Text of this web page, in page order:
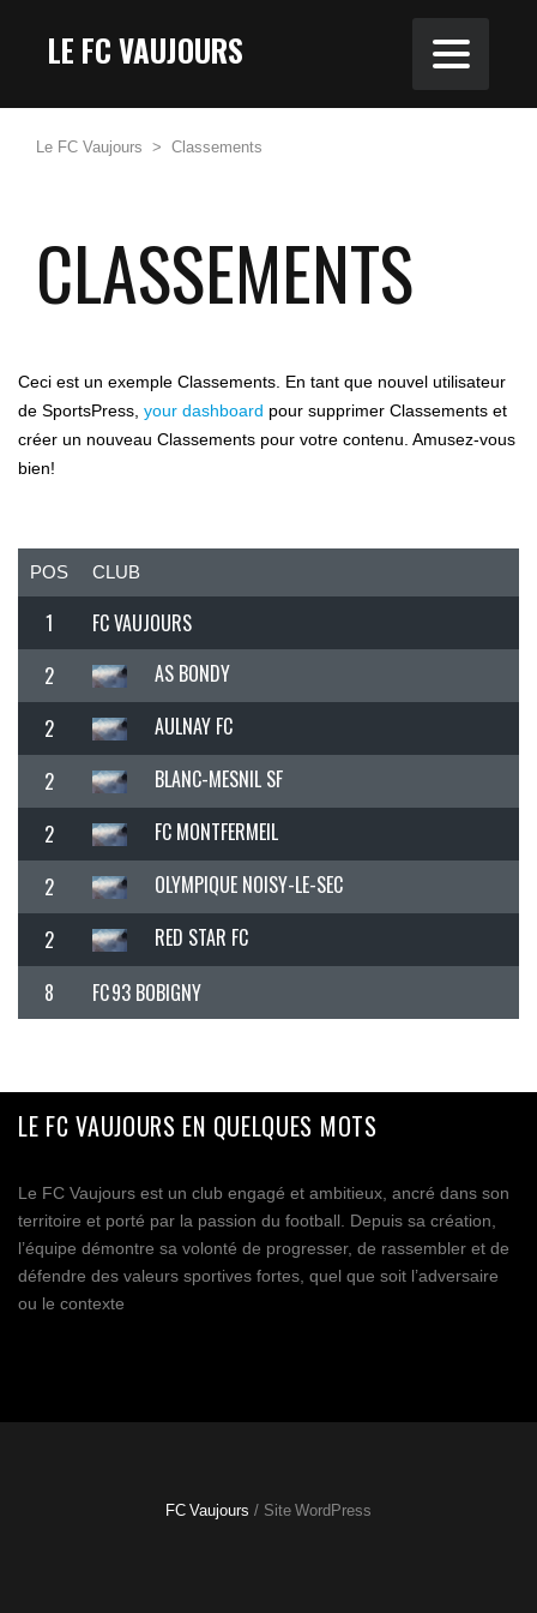
LE FC VAUJOURS
Le FC Vaujours > Classements
CLASSEMENTS
Ceci est un exemple Classements. En tant que nouvel utilisateur
de SportsPress, your dashboard pour supprimer Classements et
créer un nouveau Classements pour votre contenu. Amusez-vous
bien!
POS CLUB
1
FC VAUJOURS
2
AS BONDY
2
AULNAY FC
2
BLANC-MESNIL SF
2
FC MONTFERMEIL
2
OLYMPIQUE NOISY-LE-SEC
2
RED STAR FC
8
FC 93 BOBIGNY
LE FC VAUJOURS EN QUELQUES MOTS
Le FC Vaujours est un club engagé et ambitieux, ancré dans son
territoire et porté par la passion du football. Depuis sa création,
l’équipe démontre sa volonté de progresser, de rassembler et de
défendre des valeurs sportives fortes, quel que soit l’adversaire
ou le contexte
FC Vaujours / Site WordPress